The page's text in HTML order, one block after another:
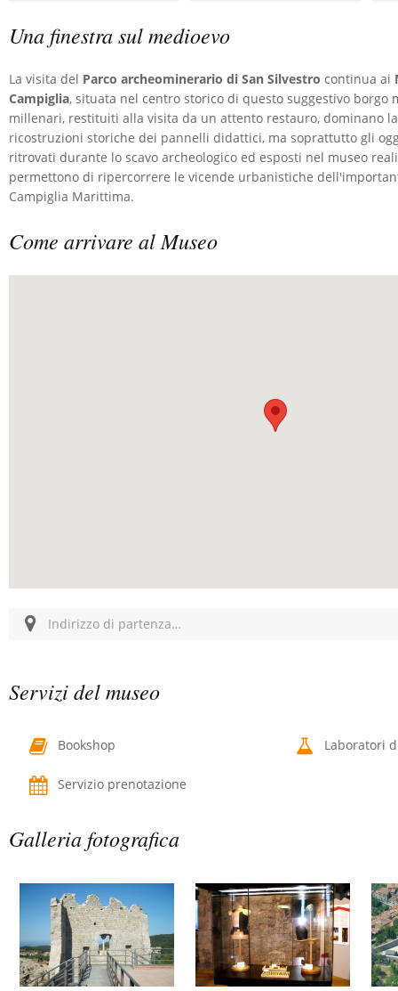
Una finestra sul medioevo
La visita del Parco archeominerario di San Silvestro continua ai
Campiglia, situata nel centro storico di questo suggestivo borgo
millenari, restituiti alla visita da un attento restauro, dominano
ricostruzioni storiche dei pannelli didattici, ma soprattutto gli
ritrovati durante lo scavo archeologico ed esposti nel museo
permettono di ripercorrere le vicende urbanistiche
Campiglia Marittima.
Come arrivare al Museo
Servizi del museo
Bookshop Laboratori
Servizio prenotazione
Galleria fotografica